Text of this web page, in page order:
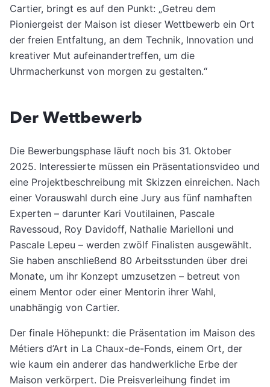
Cartier, bringt es auf den Punkt: „Getreu dem
Pioniergeist der Maison ist dieser Wettbewerb ein Ort
der freien Entfaltung, an dem Technik, Innovation und
kreativer Mut aufeinandertreffen, um die
Uhrmacherkunst von morgen zu gestalten.“
Der Wettbewerb
Die Bewerbungsphase läuft noch bis 31. Oktober
2025. Interessierte müssen ein Präsentationsvideo und
eine Projektbeschreibung mit Skizzen einreichen. Nach
einer Vorauswahl durch eine Jury aus fünf namhaften
Experten – darunter Kari Voutilainen, Pascale
Ravessoud, Roy Davidoff, Nathalie Marielloni und
Pascale Lepeu – werden zwölf Finalisten ausgewählt.
Sie haben anschließend 80 Arbeitsstunden über drei
Monate, um ihr Konzept umzusetzen – betreut von
einem Mentor oder einer Mentorin ihrer Wahl,
unabhängig von Cartier.
Der finale Höhepunkt: die Präsentation im Maison des
Métiers d’Art in La Chaux-de-Fonds, einem Ort, der
wie kaum ein anderer das handwerkliche Erbe der
Maison verkörpert. Die Preisverleihung findet im